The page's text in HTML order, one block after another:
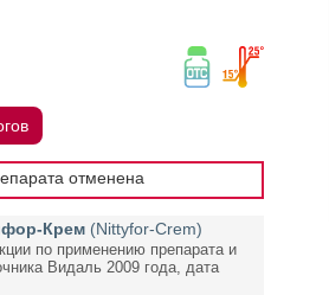
отменена
Крем (Nittyfor-Crem)
по применению препарата и
Видаль 2009 года, дата